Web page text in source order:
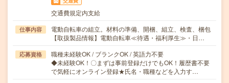
交通費規定内支給
仕事内容
電動自転車の組立。材料の準備、開梱、組立、検査、梱包
【取扱製品情報】電動自転車≪待遇・福利厚生≫・日…
応募資格
職種未経験OK / ブランクOK / 英語力不要
◆未経験OK！〇まずは事前登録だけでもOK！履歴書不要
で気軽にオンライン登録★氏名・職種などを入力す…